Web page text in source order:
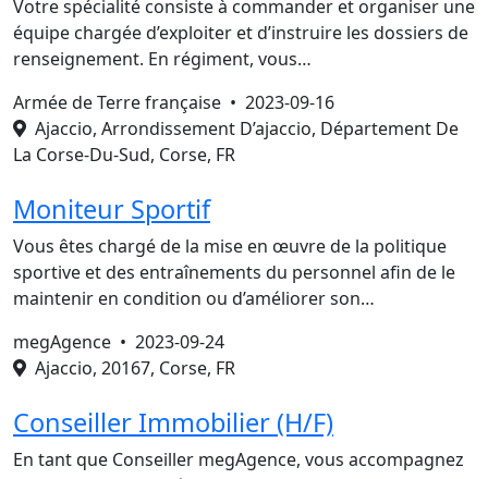
Votre spécialité consiste à commander et organiser une
équipe chargée d’exploiter et d’instruire les dossiers de
renseignement. En régiment, vous…
Armée de Terre française • 2023-09-16
Ajaccio, Arrondissement D’ajaccio, Département De
La Corse-Du-Sud, Corse, FR
Moniteur Sportif
Vous êtes chargé de la mise en œuvre de la politique
sportive et des entraînements du personnel afin de le
maintenir en condition ou d’améliorer son…
megAgence • 2023-09-24
Ajaccio, 20167, Corse, FR
Conseiller Immobilier (H/F)
En tant que Conseiller megAgence, vous accompagnez